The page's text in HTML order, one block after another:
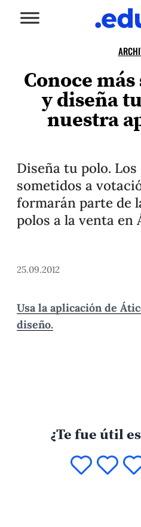
Conoce
y diseña
nuestra
Diseña tu polo.
sometidos a
formarán parte de
polos a la venta en
25.09.2012
Usa la aplicación de
diseño.
¿Te fue útil